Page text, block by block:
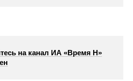
на канал ИА «Время Н»